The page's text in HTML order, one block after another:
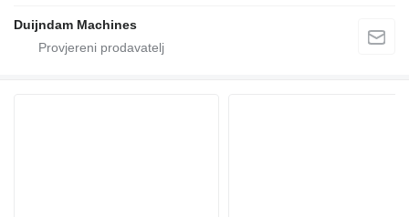
Duijndam Machines